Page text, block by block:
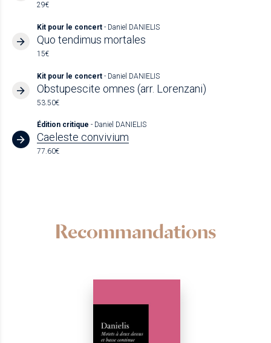
29€
Kit pour le concert - Daniel DANIELIS
Quo tendimus mortales
15€
Kit pour le concert - Daniel DANIELIS
Obstupescite omnes (arr. Lorenzani)
53.50€
Édition critique - Daniel DANIELIS
Caeleste convivium
77.60€
Recommandations